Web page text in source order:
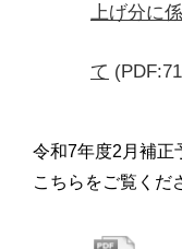
上げ分に
て
令和7年度2月補正
こちらをご覧くだ